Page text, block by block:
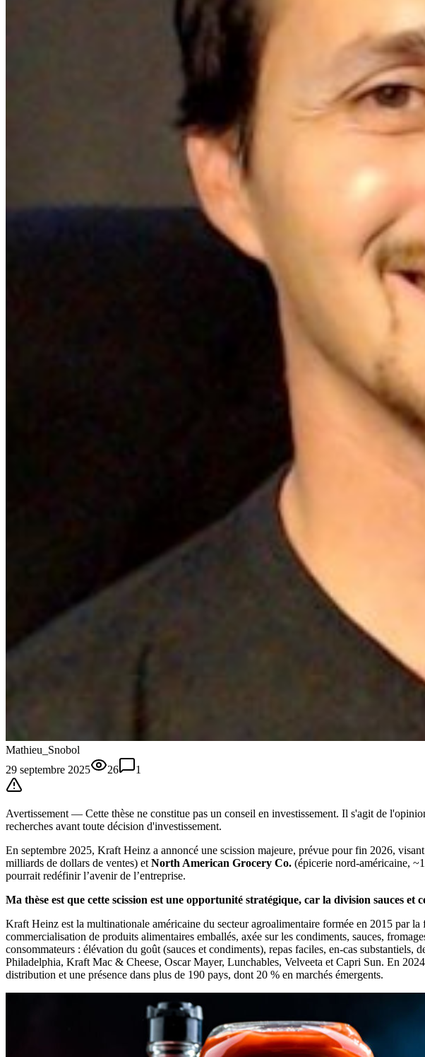
Mathieu_Snobol
29 septembre 2025
26 1
Avertissement — Cette thèse ne constitue pas un conseil en investissement. Il s'agit de
recherches avant toute décision d'investissement.
En septembre 2025, Kraft Heinz a annoncé une scission majeure, prévue pour fin 2026,
milliards de dollars de ventes) et North American Grocery Co. (épicerie nord-américaine,
pourrait redéfinir l’avenir de l’entreprise.
Ma thèse est que cette scission est une opportunité stratégique, car la division sauces et
Kraft Heinz est la multinationale américaine du secteur agroalimentaire formée en 2015 par
commercialisation de produits alimentaires emballés, axée sur les condiments, sauces,
consommateurs : élévation du goût (sauces et condiments), repas faciles, en-cas
Philadelphia, Kraft Mac & Cheese, Oscar Mayer, Lunchables, Velveeta et Capri Sun. En
distribution et une présence dans plus de 190 pays, dont 20 % en marchés émergents.